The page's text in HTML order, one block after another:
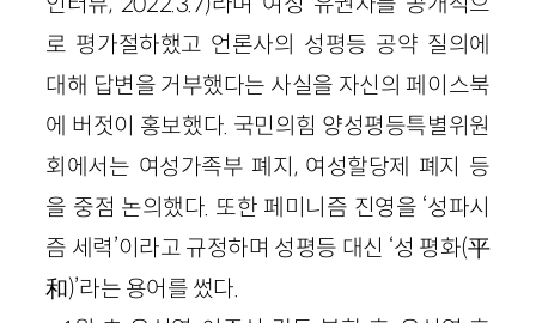
로 평가절하했고 언론사의 성평등 공약 질의에
대해 답변을 거부했다는 사실을 자신의 페이스북
에 버젓이 홍보했다. 국민의힘 양성평등특별위원
회에서는 여성가족부 폐지, 여성할당제 폐지 등
을 중점 논의했다. 또한 페미니즘 진영을 ‘성파시
즘 세력’이라고 규정하며 성평등 대신 ‘성 평화(平
和)’라는 용어를 썼다.